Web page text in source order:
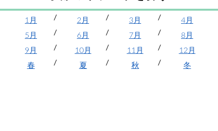
1月 2月 3月
4月
5月
6月 7月
8月
9月
10月 11月
12月
春
夏 秋 冬